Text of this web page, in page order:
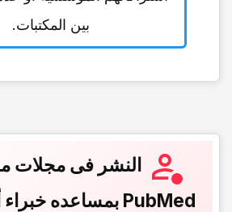
بین المکتبات.
النشر فی مجلات
PubMed بمساعده خبراء